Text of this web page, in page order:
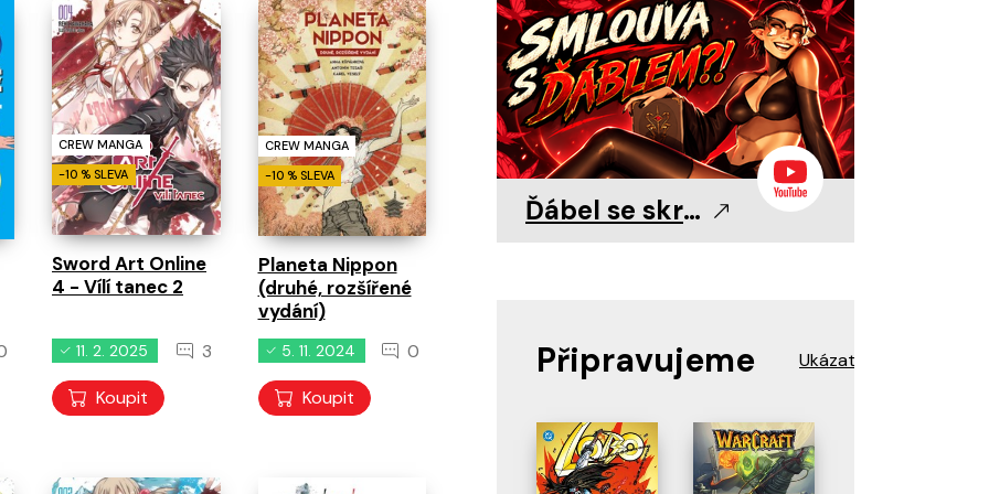
0 0 11. 8. 2026 11. 8. 2026 0 11. 8. 2026 0
CREW MANGA
-10 % SLEVA
Sword Art Online
4 - Vílí tanec 2
11. 2. 2025
3
Koupit
CREW MANGA
-10 % SLEVA
Planeta Nippon
(druhé, rozšířené
vydání)
5. 11. 2024
0
Koupit
Ďábel se skrývá v detailu!
Připravujeme Ukázat více